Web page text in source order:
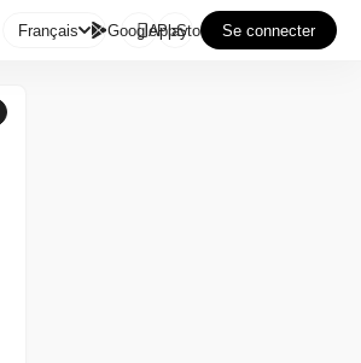
Français GooglePlay
AppStore Se connecter